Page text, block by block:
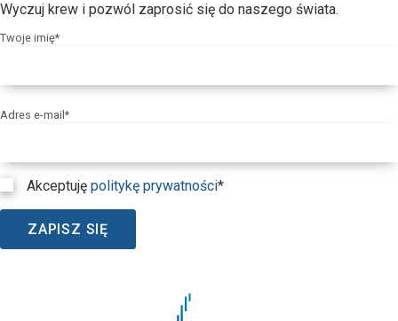
Wyczuj krew i pozwól zaprosić się do naszego świata.
Twoje imię*
Adres e-mail*
Akceptuję politykę prywatności*
ZAPISZ SIĘ